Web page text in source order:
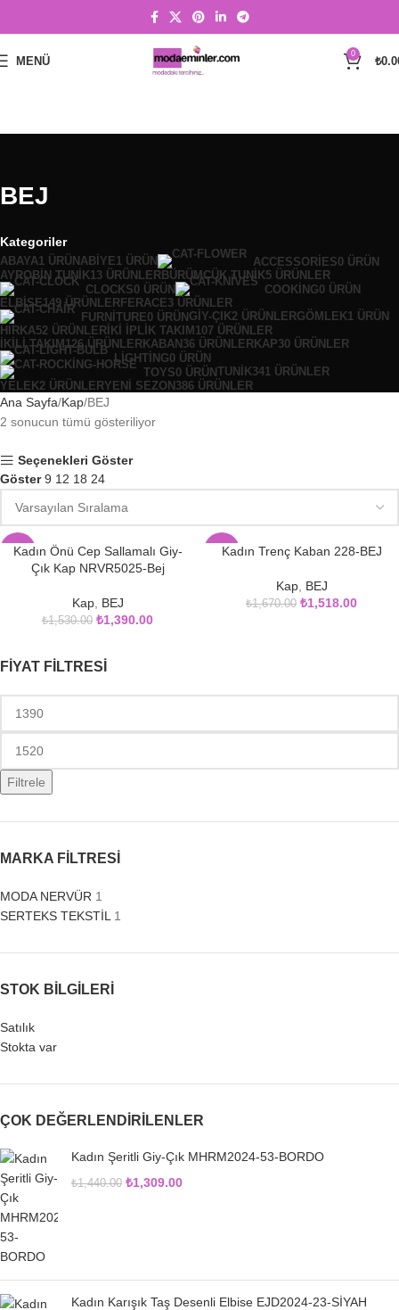
MENÜ
0
₺
BEJ
Kategoriler
ABAYA1 ÜRÜN ABIYE1 ÜRÜN ACCESSORIES0 ÜRÜN
AYROBIN TUNIK13 ÜRÜNLER BÜRÜMCÜK TUNIK5 ÜRÜNLER
CLOCKS0 ÜRÜN COOKING0 ÜRÜN
ELBİSE149 ÜRÜNLER FERACE3 ÜRÜNLER
FURNITURE0 ÜRÜNGIY-ÇIK2 ÜRÜNLERGÖMLEK1 ÜRÜN
HIRKA52 ÜRÜNLER İKI İPLIK TAKIM 107 ÜRÜNLER
İKİLİ TAKIM 126 ÜRÜNLER KABAN 36 ÜRÜNLER KAP30 ÜRÜNLER
LIGHTING0 ÜRÜN
TOYS0 ÜRÜNTUNIK341 ÜRÜNLER
YELEK2 ÜRÜNLERYENİ SEZON 386 ÜRÜNLER
FIYAT FILTRESI
Filtrele
MARKA FILTRESI
MODA NERVÜR 1
SERTEKS TEKSTİL 1
STOK BILGILERI
Satılık
Stokta var
ÇOK DEĞERLENDIRILENLER
Kadın Şeritli Giy-Çık MHRM2024-53-BORDO
₺1,440.00 ₺1,309.00
Kadın Karışık Taş Desenli Elbise EJD2024-23-SİYAH
Ana Sayfa Kap BEJ
2 sonucun tümü gösteriliyor
Seçenekleri Göster
Göster9 12 18 24
-9%
Kadın Önü Cep Sallamalı Giy-
Çık Kap NRVR5025-Bej
Kap, BEJ
₺1,530.00 ₺1,390.00
-9%Kadın Trenç Kaban 228-BEJ
Kap, BEJ
₺1,670.00 ₺1,518.00